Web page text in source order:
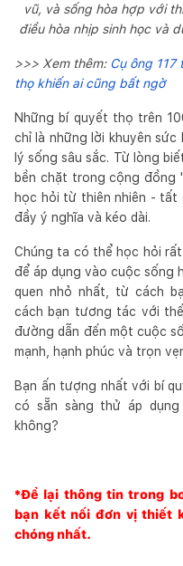
vũ, và sống hòa hợp với
điều hòa nhịp sinh học và
>>> Xem thêm: Cụ ông 117
thọ khiến ai cũng bất ngờ
Những bí quyết thọ trên
chỉ là những lời khuyên
lý sống sâu sắc. Từ lòng
bền chặt trong cộng đồng
học hỏi từ thiên nhiên -
đầy ý nghĩa và kéo dài.
Chúng ta có thể học hỏi
để áp dụng vào cuộc sống
quen nhỏ nhất, từ cách
cách bạn tương tác với
đường dẫn đến một cuộc
mạnh, hạnh phúc và trọn
Bạn ấn tượng nhất với bí
có sẵn sàng thử áp
không?
*Để lại thông tin trong
bạn kết nối đơn vị thiết
chóng nhất.